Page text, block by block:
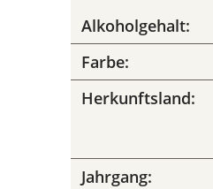
Alkoholgehalt:
Farbe:
Herkunftsland:
Jahrgang: